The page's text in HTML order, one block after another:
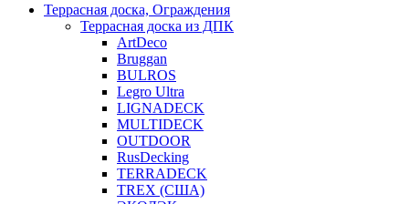
Террасная доска, Ограждения
Террасная доска из ДПК
ArtDeco
Bruggan
BULROS
Legro Ultra
LIGNADECK
MULTIDECK
OUTDOOR
RusDecking
TERRADECK
TREX (США)